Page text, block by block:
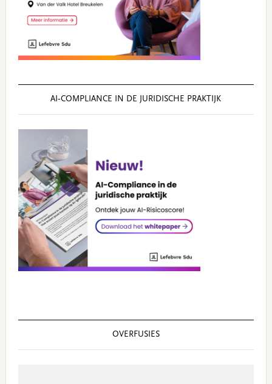
AI‑COMPLIANCE IN DE JURIDISCHE PRAKTIJK
OVERFUSIES